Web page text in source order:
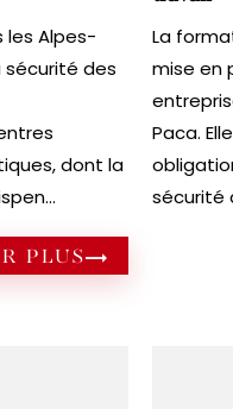
les Alpes-
des
dont la
PLUS
La
mise en
Paca.
sécurité